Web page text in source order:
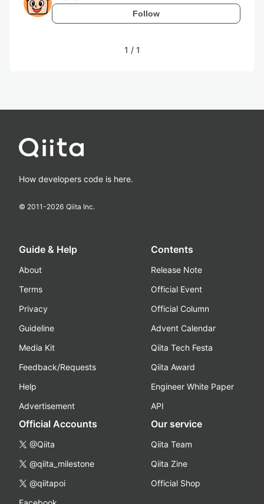
Follow
1 / 1
How developers code is here.
© 2011-2026 Qiita Inc.
Guide & Help
About
Terms
Privacy
Guideline
Media Kit
Feedback/Requests
Help
Advertisement
Contents
Release Note
Official Event
Official Column
Advent Calendar
Qiita Tech Festa
Qiita Award
Engineer White Paper
API
Official Accounts
@Qiita
@qiita_milestone
@qiitapoi
Our service
Qiita Team
Qiita Zine
Official Shop